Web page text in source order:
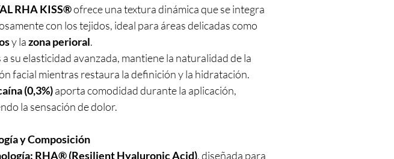
RHA KISS®ofrece una textura dinámica que se integra
con los tejidos, ideal para áreas delicadas como
y lazona perioral.
a su elasticidad avanzada, mantiene la naturalidad de la
facial mientras restaura la definición y la hidratación.
(0,3%)aporta comodidad durante la aplicación,
la sensación de dolor.
y Composición
RHA® (Resilient Hyaluronic Acid), diseñada para